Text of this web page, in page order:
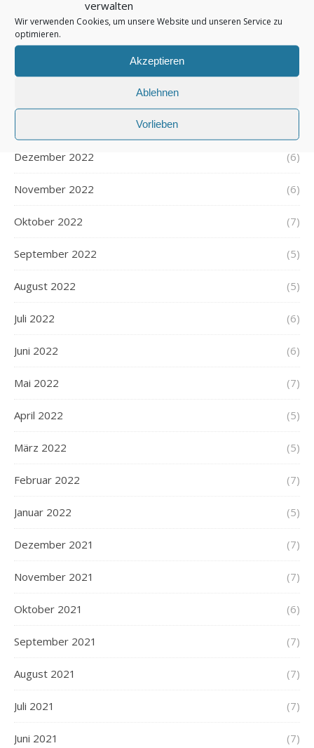
verwalten
Wir verwenden Cookies, um unsere Website und unseren Service zu
optimieren.
Akzeptieren
Ablehnen
Vorlieben
April 2023
Dezember 2022 (6)
November 2022 (6)
Oktober 2022 (7)
September 2022 (5)
August 2022 (5)
Juli 2022 (6)
Juni 2022 (6)
Mai 2022 (7)
April 2022 (5)
März 2022 (5)
Februar 2022 (7)
Januar 2022 (5)
Dezember 2021 (7)
November 2021 (7)
Oktober 2021 (6)
September 2021 (7)
August 2021 (7)
Juli 2021 (7)
Juni 2021 (7)